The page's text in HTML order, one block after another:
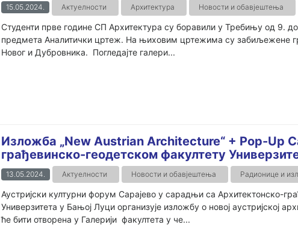
15.05.2024. Актуелности Архитектура Новости и обавјештења
Студенти прве године СП Архитектура су боравили у Требињу од 9.
предмета Аналитички цртеж. На њиховим цртежима су забиљежене
Новог и Дубровника. Погледајте галери...
Изложба „New Austrian Architecture“ + Pop-Up
грађевинско-геодетском факултету
13.05.2024. Актуелности Новости и обавјештења Радионице и
Аустријски културни форум Сарајево у сарадњи са Архитектонско-
Универзитета у Бањој Луци организује изложбу о новој аустријској
ће бити отворена у Галерији факултета у че...